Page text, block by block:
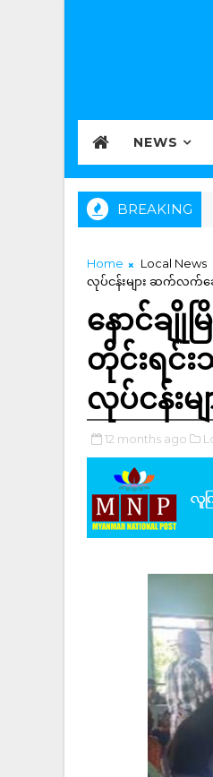
NEWS
BREAKING
Home Local News
လုပ်ငန်းများ ဆက်လက်
နောင်ချို
တိုင်းရင်း
လုပ်ငန်း
12 months ago